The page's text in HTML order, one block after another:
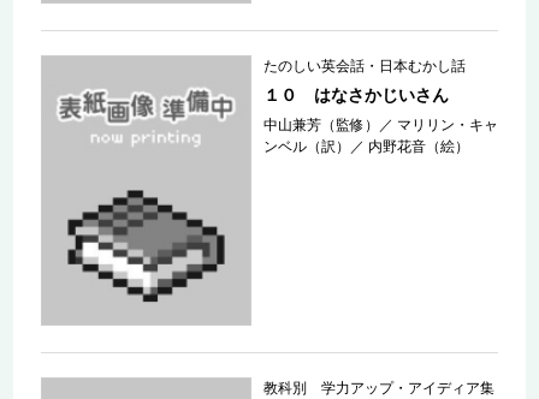
たのしい英会話・日本むかし話
１０ はなさかじいさん
中山兼芳（監修） ／ マリリン・キャ
ンベル（訳）
／ 内野花音（絵）
教科別 学力アップ・アイディア集